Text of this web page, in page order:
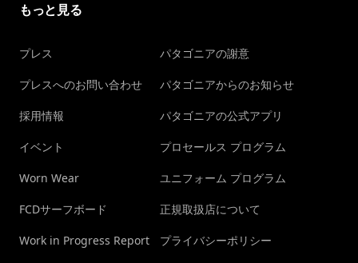
もっと見る
プレス
プレスへのお問い合わせ
採用情報
イベント
Worn Wear
FCDサーフボード
Work in Progress Report
パタゴニアの謝意
パタゴニアからのお知らせ
パタゴニアの公式アプリ
プロセールス プログラム
ユニフォーム プログラム
正規取扱店について
プライバシーポリシー